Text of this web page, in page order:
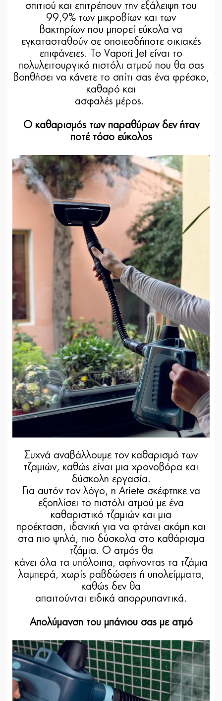
σπιτιού και επιτρέπουν την εξάλειψη του
99,9% των μικροβίων και των
βακτηρίων που μπορεί εύκολα να
εγκατασταθούν σε οποιεσδήποτε οικιακές
επιφάνειες. Το Vaporì Jet είναι το
πολυλειτουργικό πιστόλι ατμού που θα σας
βοηθήσει να κάνετε το σπίτι σας ένα φρέσκο,
καθαρό και
ασφαλές μέρος.
Ο καθαρισμός των παραθύρων δεν ήταν
ποτέ τόσο εύκολος
Συχνά αναβάλλουμε τον καθαρισμό των
τζαμιών, καθώς είναι μια χρονοβόρα και
δύσκολη εργασία.
Για αυτόν τον λόγο, η Ariete σκέφτηκε να
εξοπλίσει το πιστόλι ατμού με ένα
καθαριστικό τζαμιών και μια
προέκταση, ιδανική για να φτάνει ακόμη και
στα πιο ψηλά, πιο δύσκολα στο καθάρισμα
τζάμια. Ο ατμός θα
κάνει όλα τα υπόλοιπα, αφήνοντας τα τζάμια
λαμπερά, χωρίς ραβδώσεις ή υπολείμματα,
καθώς δεν θα
απαιτούνται ειδικά απορρυπαντικά.
Απολύμανση του μπάνιου σας με ατμό